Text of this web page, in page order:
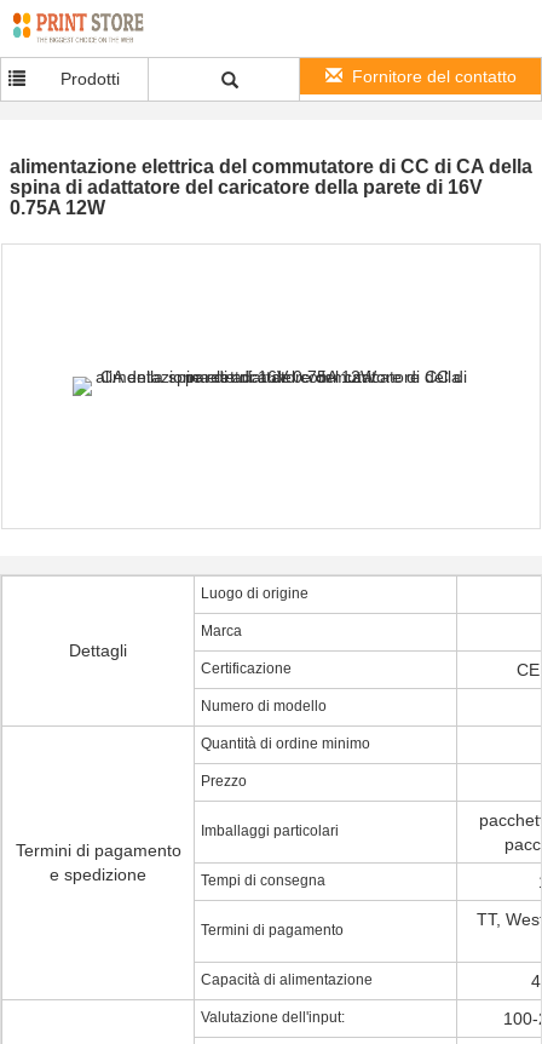
Prodotti Fornitore del contatto
alimentazione elettrica del commutatore di CC di CA della
spina di adattatore del caricatore della parete di 16V
0.75A 12W
Dettagli
Luogo di origine
Marca
Certificazione
Numero di modello
Termini di pagamento
e spedizione
Quantità di ordine minimo
Prezzo
Imballaggi particolari
Tempi di consegna
Termini di pagamento
TT,
Capacità di alimentazione
Valutazione dell'input: